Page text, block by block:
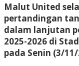
Malut United
pertandingan
dalam lanjutan
2025-2026 di
pada Senin (3/